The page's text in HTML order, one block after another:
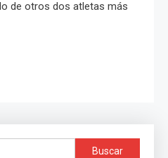
de otros dos atletas más
Buscar: